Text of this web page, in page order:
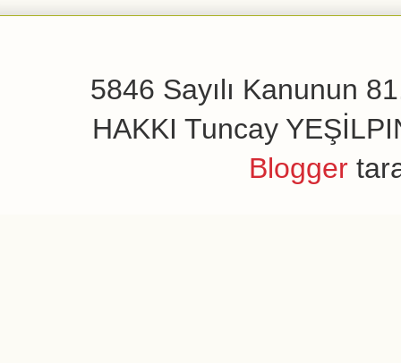
5846 Sayılı Kanunun
HAKKI Tuncay
Blogger